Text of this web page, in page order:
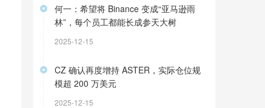
何一：希望将 Binance 变成“亚马逊雨
林”，每个员工都能长成参天大树
2025-12-15
CZ 确认再度增持 ASTER，实际仓位规
模超 200 万美元
2025-12-15